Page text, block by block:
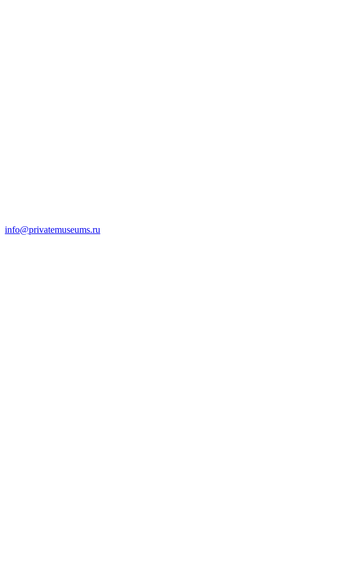
info@privatemuseums.ru